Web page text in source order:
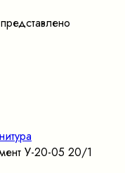
У-20-05 20/1